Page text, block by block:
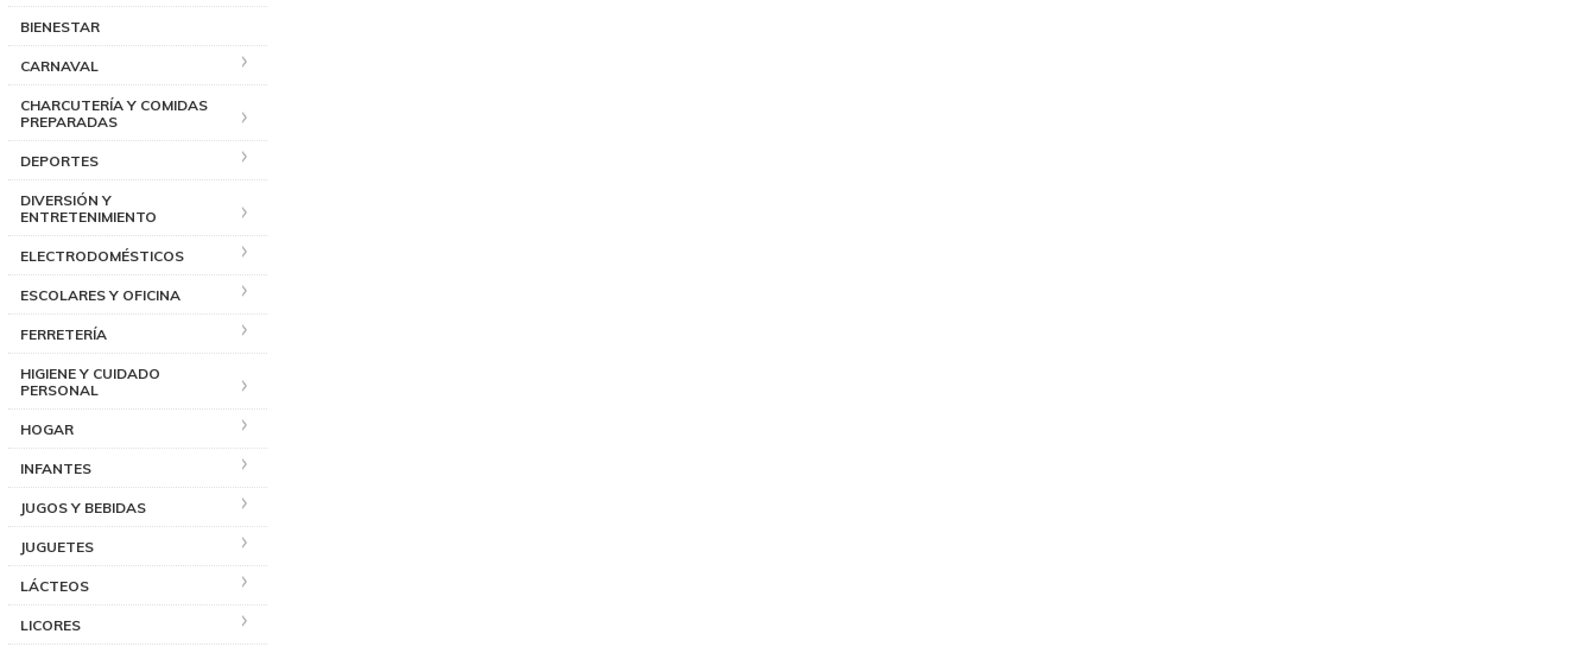
BIENESTAR
CARNAVAL
CHARCUTERÍA Y COMIDAS
PREPARADAS
DEPORTES
DIVERSIÓN Y
ENTRETENIMIENTO
ELECTRODOMÉSTICOS
ESCOLARES Y OFICINA
FERRETERÍA
HIGIENE Y CUIDADO
PERSONAL
HOGAR
INFANTES
JUGOS Y BEBIDAS
JUGUETES
LÁCTEOS
LICORES